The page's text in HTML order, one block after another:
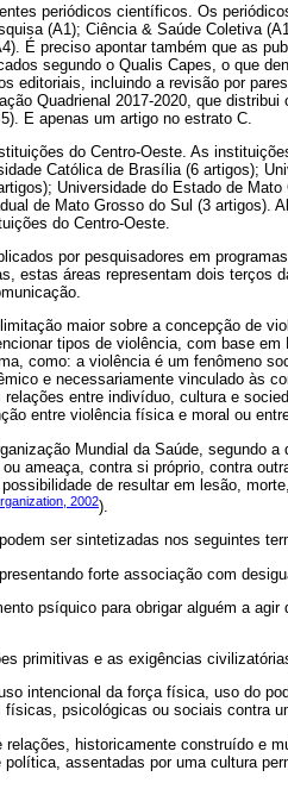
periódicos científicos. Os
(A1); Ciência & Saúde Coletiva
É preciso apontar também que as
segundo o Qualis Capes, o que
editoriais, incluindo a revisão por
Quadrienal 2017-2020, que
E apenas um artigo no estrato C.
do Centro-Oeste. As
Católica de Brasília (6 artigos);
Universidade do Estado de
de Mato Grosso do Sul (3 artigos).
do Centro-Oeste.
por pesquisadores em
estas áreas representam dois terços
maior sobre a concepção de
tipos de violência, com base em
como: a violência é um fenômeno
e necessariamente vinculado às
entre indivíduo, cultura e
entre violência física e moral ou
Mundial da Saúde, segundo
ameaça, contra si próprio, contra
de resultar em lesão,
2002).
ser sintetizadas nos seguintes
forte associação com
psíquico para obrigar alguém a
primitivas e as exigências
intencional da força física, uso do
psicológicas ou sociais contra
historicamente construído e
assentadas por uma cultura